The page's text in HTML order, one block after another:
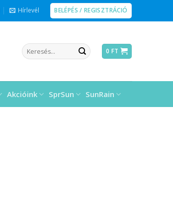
Hírlevél BELÉPÉS / REGISZTRÁCIÓ
Keresés
a
0 FT
Akcióink SprSun SunRain